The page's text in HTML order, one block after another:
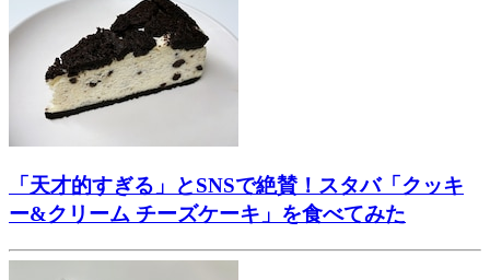
「天才的すぎる」とSNSで絶賛！スタバ「クッキ
ー&クリーム チーズケーキ」を食べてみた